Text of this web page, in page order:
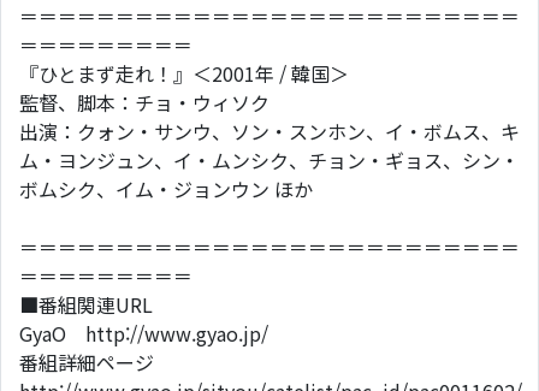
＝＝＝＝＝＝＝＝＝＝＝＝＝＝＝＝＝＝＝＝＝＝＝＝＝＝
＝＝＝＝＝＝＝＝＝
『ひとまず走れ！』＜2001年 / 韓国＞
監督、脚本：チョ・ウィソク
出演：クォン・サンウ、ソン・スンホン、イ・ボムス、キ
ム・ヨンジュン、イ・ムンシク、チョン・ギョス、シン・
ボムシク、イム・ジョンウン ほか
＝＝＝＝＝＝＝＝＝＝＝＝＝＝＝＝＝＝＝＝＝＝＝＝＝＝
＝＝＝＝＝＝＝＝＝
■番組関連URL
GyaO http://www.gyao.jp/
番組詳細ページ